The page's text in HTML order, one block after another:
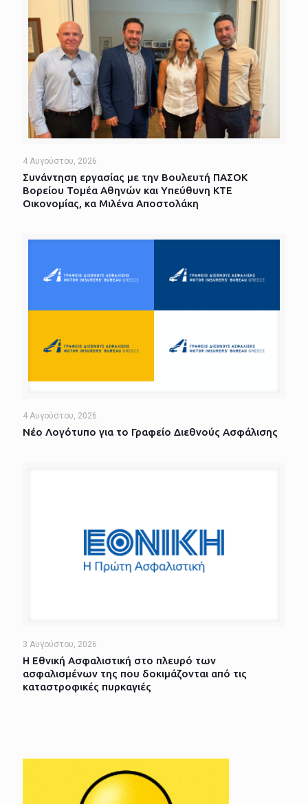
4 Αυγούστου, 2026
Συνάντηση εργασίας με την Βουλευτή ΠΑΣΟΚ
Βορείου Τομέα Αθηνών και Υπεύθυνη ΚΤΕ
Οικονομίας, κα Μιλένα Αποστολάκη
4 Αυγούστου, 2026
Νέο Λογότυπο για το Γραφείο Διεθνούς Ασφάλισης
3 Αυγούστου, 2026
Η Εθνική Ασφαλιστική στο πλευρό των
ασφαλισμένων της που δοκιμάζονται από τις
καταστροφικές πυρκαγιές